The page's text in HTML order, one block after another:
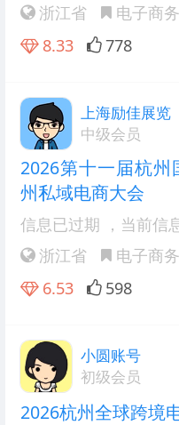
浙江省
电子商务
8.33
778
上海励佳展览
中级会员
2026第十一届杭
州私域电商大会
信息已过期 ，当前信
浙江省
电子商务
6.53
598
小圆账号
初级会员
2026杭州全球跨境